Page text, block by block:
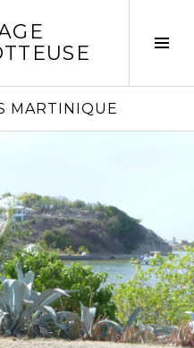
MARTINIQUE